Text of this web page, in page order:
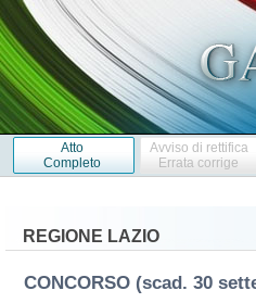
Atto
Completo
Avviso di rettifica
Errata corrige
REGIONE LAZIO
CONCORSO (scad. 30